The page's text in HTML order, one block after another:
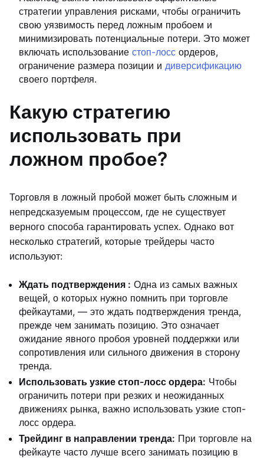
стратегии управления рисками, чтобы ограничить
свою уязвимость перед ложным пробоем и
минимизировать потенциальные потери. Это может
включать использование стоп-лосс ордеров,
ограничение размера позиции и диверсификацию
своего портфеля.
Какую стратегию
использовать при
ложном пробое?
Торговля в ложный пробой может быть сложным и
непредсказуемым процессом, где не существует
верного способа гарантировать успех. Однако вот
несколько стратегий, которые трейдеры часто
используют:
Ждать подтверждения : Одна из самых важных
вещей, о которых нужно помнить при торговле
фейкаутами, — это ждать подтверждения тренда,
прежде чем занимать позицию. Это означает
ожидание явного пробоя уровней поддержки или
сопротивления или сильного движения в сторону
тренда.
Использовать узкие стоп-лосс ордера: Чтобы
ограничить потери при резких и неожиданных
движениях рынка, важно использовать узкие стоп-
лосс ордера.
Трейдинг в направлении тренда: При торговле на
фейкауте часто лучше всего занимать позицию в